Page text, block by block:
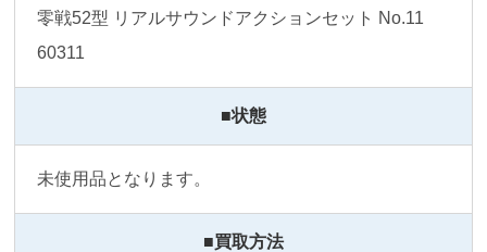
零戦52型 リアルサウンドアクションセット No.11
60311
■状態
未使用品となります。
■買取方法